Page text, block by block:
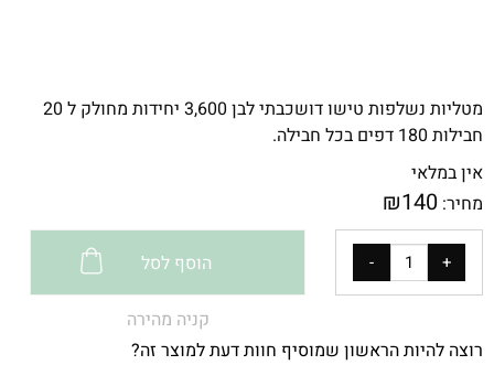
מטליות נשלפות טישו דושכבתי לבן 3,600 יחידות מחולק ל 20
חבילות 180 דפים בכל חבילה.
אין במלאי
מחיר:
₪140
הוסף לסל
קניה מהירה
רוצה להיות הראשון שמוסיף חוות דעת למוצר זה?